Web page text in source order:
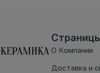
О Компании
Доставка и